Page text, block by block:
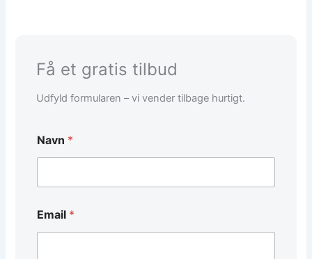
Få et gratis tilbud
Udfyld formularen – vi vender tilbage hurtigt.
Navn *
Email *